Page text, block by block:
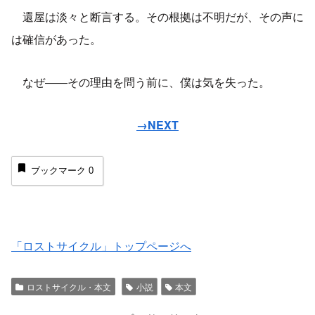
還屋は淡々と断言する。その根拠は不明だが、その声に
は確信があった。
なぜ――その理由を問う前に、僕は気を失った。
→NEXT
ブックマーク 0
「ロストサイクル」トップページへ
ロストサイクル・本文 小説 本文